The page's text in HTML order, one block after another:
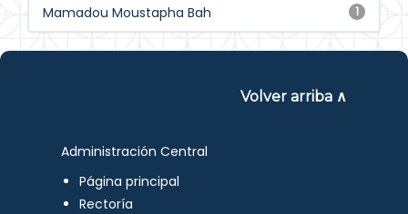
1
Mamadou Moustapha Bah
Volver arriba ∧
Administración Central
Página principal
Rectoría